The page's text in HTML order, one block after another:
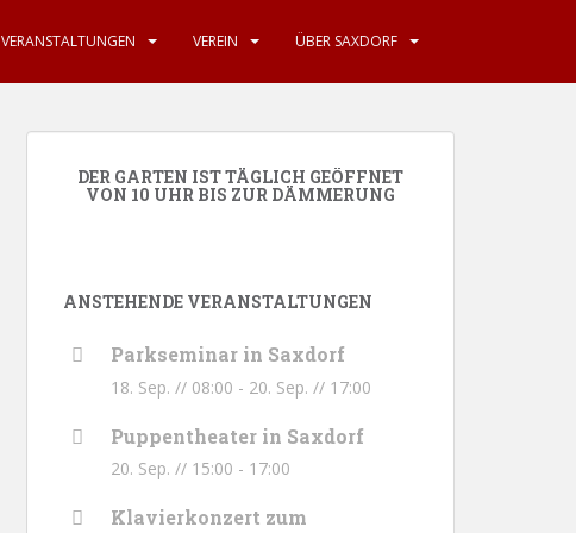
VERANSTALTUNGEN VEREIN ÜBER SAXDORF
DER GARTEN IST TÄGLICH GEÖFFNET
VON 10 UHR BIS ZUR DÄMMERUNG
ANSTEHENDE VERANSTALTUNGEN
Parkseminar in Saxdorf
18. Sep. // 08:00 - 20. Sep. // 17:00
Puppentheater in Saxdorf
20. Sep. // 15:00 - 17:00
Klavierkonzert zum